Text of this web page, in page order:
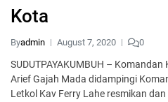
Kota
Byadmin August 7, 2020 0
SUDUTPAYAKUMBUH –
Arief Gajah Mada didampingi
Letkol Kav Ferry Lahe resmikan